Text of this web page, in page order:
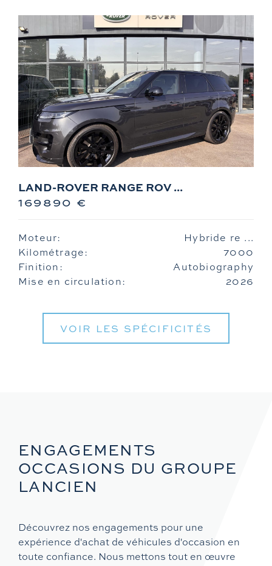
LAND-ROVER RANGE ROV ...
169890 €
Moteur:
Hybride re ...
Kilométrage:
7000
Finition:
Autobiography
Mise en circulation:
2026
VOIR LES SPÉCIFICITÉS
ENGAGEMENTS
OCCASIONS DU GROUPE
LANCIEN
Découvrez nos engagements pour une
expérience d'achat de véhicules d'occasion en
toute confiance. Nous mettons tout en œuvre